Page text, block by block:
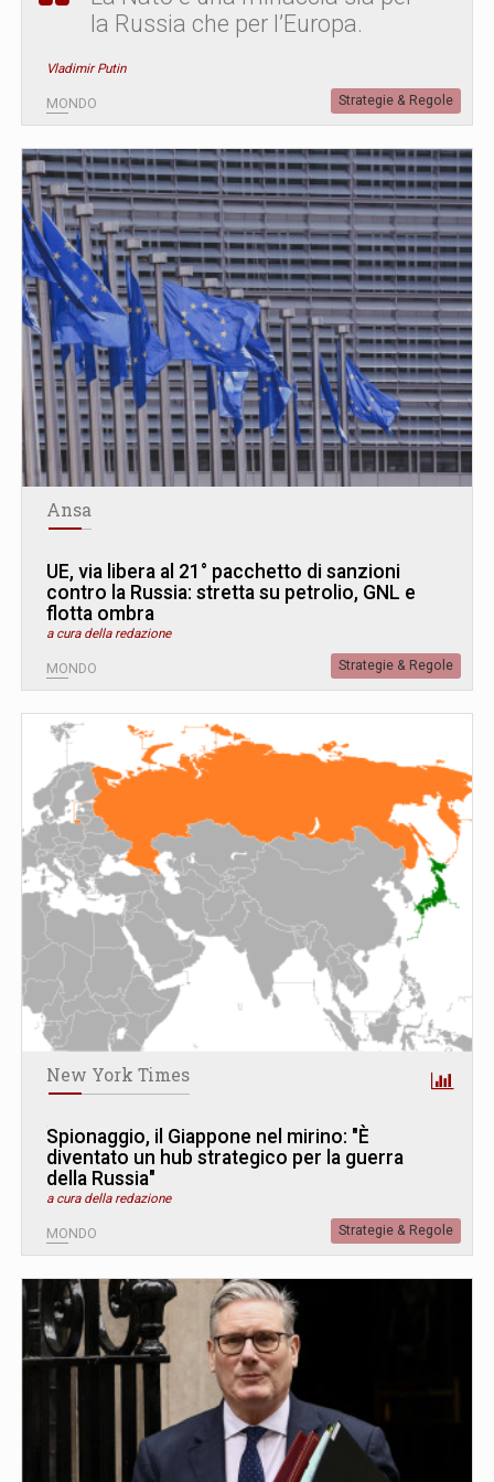
la Russia che per l’Europa.
Vladimir Putin
MONDO Strategie & Regole
Ansa
UE, via libera al 21° pacchetto di sanzioni
contro la Russia: stretta su petrolio, GNL e
flotta ombra
a cura della redazione
MONDO Strategie & Regole
New York Times
Spionaggio, il Giappone nel mirino: "È
diventato un hub strategico per la guerra
della Russia"
a cura della redazione
MONDO Strategie & Regole